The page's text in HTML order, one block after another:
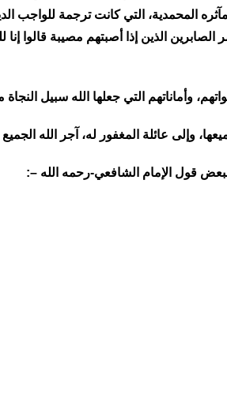
المحمدية، التي كانت ترجمة للواجب
الذين إذا أصبتهم مصيبة قالوا
وأماناتهم التي جعلها الله سبيل النجاة
وإلى عائلة المغفور له، آجر الله
ببعض قول الإمام الشافعي-رحمه الله –: